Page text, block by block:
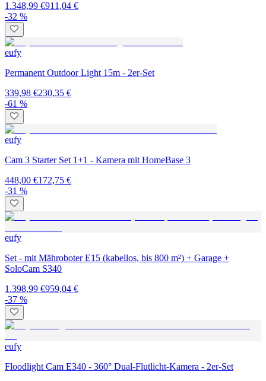
1.348,99 €911,04 €
-32 %
eufy
Permanent Outdoor Light 15m - 2er-Set
339,98 €230,35 €
-61 %
eufy
Cam 3 Starter Set 1+1 - Kamera mit HomeBase 3
448,00 €172,75 €
-31 %
eufy
Set - mit Mähroboter E15 (kabellos, bis 800 m²) + Garage +
SoloCam S340
1.398,99 €959,04 €
-37 %
eufy
Floodlight Cam E340 - 360° Dual-Flutlicht-Kamera - 2er-Set